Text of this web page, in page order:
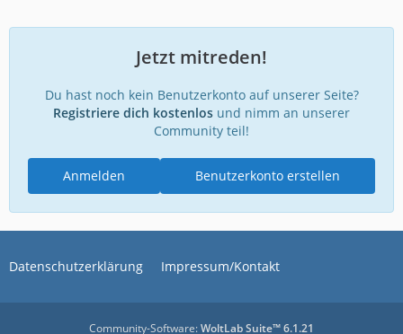
Jetzt mitreden!
Du hast noch kein Benutzerkonto auf unserer Seite?
Registriere dich kostenlos und nimm an unserer
Community teil!
Benutzerkonto erstellen
Anmelden
Datenschutzerklärung Impressum/Kontakt
Community-Software:WoltLab Suite™ 6.1.21